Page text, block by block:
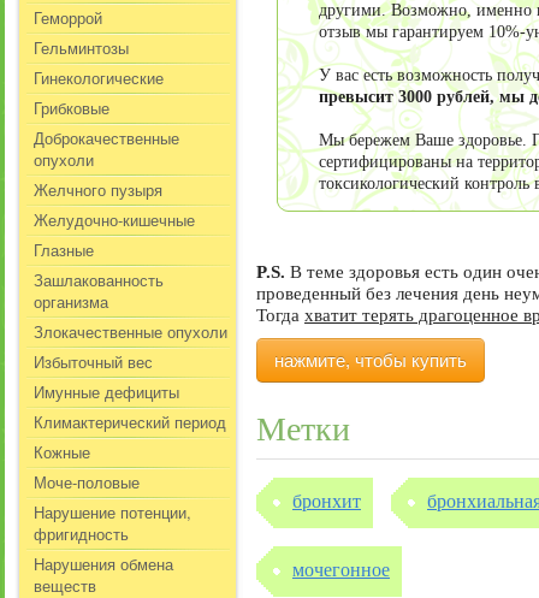
Геморрой
Гельминтозы
Гинекологические
Грибковые
Доброкачественные
опухоли
Желчного пузыря
Желудочно-кишечные
Глазные
Зашлакованность
организма
Злокачественные опухоли
Избыточный вес
Имунные дефициты
Климактерический период
Кожные
Моче-половые
Нарушение потенции,
фригидность
Нарушения обмена
веществ
другими. Возможно, именно
отзыв мы гарантируем 10%-
У вас есть возможность
превысит 3000 рублей, мы
Мы бережем Ваше здоровье.
сертифицированы на
токсикологический контроль
P.S. В теме здоровья есть один
проведенный без лечения день
Тогда хватит терять драгоценное
нажмите, чтобы купить
Метки
бронхит
мочегонное